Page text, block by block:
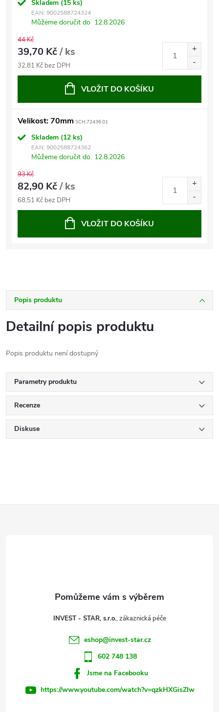
Skladem (15 ks)
EAN: 9002588724324
Můžeme doručit do 12.8.2026
44 Kč
39,70 Kč/ ks
32,81 Kč bez DPH
VLOŽIT DO KOŠÍKU
Velikost: 70mm SCH.72436.01
Skladem (12 ks)
EAN: 9002588724362
Můžeme doručit do 12.8.2026
93 Kč
82,90 Kč/ ks
68,51 Kč bez DPH
VLOŽIT DO KOŠÍKU
Popis produktu
Detailní popis produktu
Popis produktu není dostupný
Parametry produktu
Recenze
Diskuse
INVEST - STAR, s.r.o.
eshop@invest-star.cz
602 748 138
Jsme na Facebooku
https://www.youtube.com/watch?v=qzkHXGisZIw